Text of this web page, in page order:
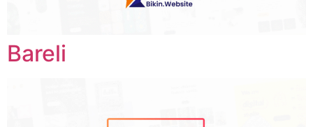
Bareli